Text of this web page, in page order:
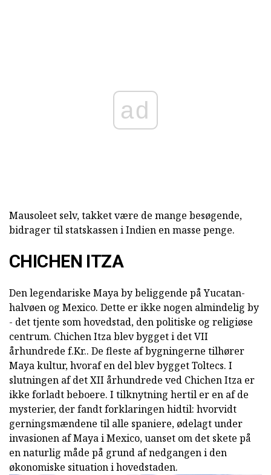
ad
Mausoleet selv, takket være de mange besøgende,
bidrager til statskassen i Indien en masse penge.
CHICHEN ITZA
Den legendariske Maya by beliggende på Yucatan-
halvøen og Mexico. Dette er ikke nogen almindelig by
- det tjente som hovedstad, den politiske og religiøse
centrum. Chichen Itza blev bygget i det VII
århundrede f.Kr.. De fleste af bygningerne tilhører
Maya kultur, hvoraf en del blev bygget Toltecs. I
slutningen af det XII århundrede ved Chichen Itza er
ikke forladt beboere. I tilknytning hertil er en af de
mysterier, der fandt forklaringen hidtil: hvorvidt
gerningsmændene til alle spaniere, ødelagt under
invasionen af Maya i Mexico, uanset om det skete på
en naturlig måde på grund af nedgangen i den
økonomiske situation i hovedstaden.